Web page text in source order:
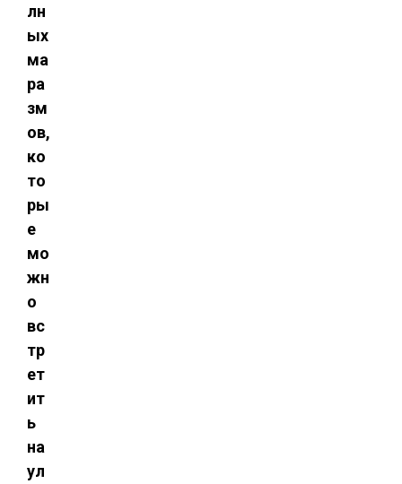
лн
ых
ма
ра
зм
ов,
ко
то
ры
е
мо
жн
о
вс
тр
ет
ит
ь
на
ул